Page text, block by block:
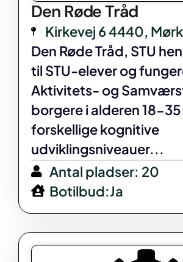
Den Røde Tråd
Kirkevej 6 4440,
Den Røde Tråd, STU
til STU-elever og
Aktivitets- og
borgere i alderen 18-
forskellige kognitive
udviklingsniveauer...
Antal pladser: 20
Botilbud:Ja